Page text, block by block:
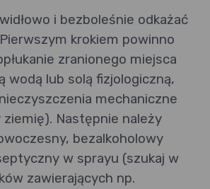
i bezboleśnie odkażać
krokiem powinno
zranionego miejsca
wodą lub solą fizjologiczną,
mechaniczne
ziemię). Następnie należy
bezalkoholowy
w sprayu (szukaj w
zawierających np.